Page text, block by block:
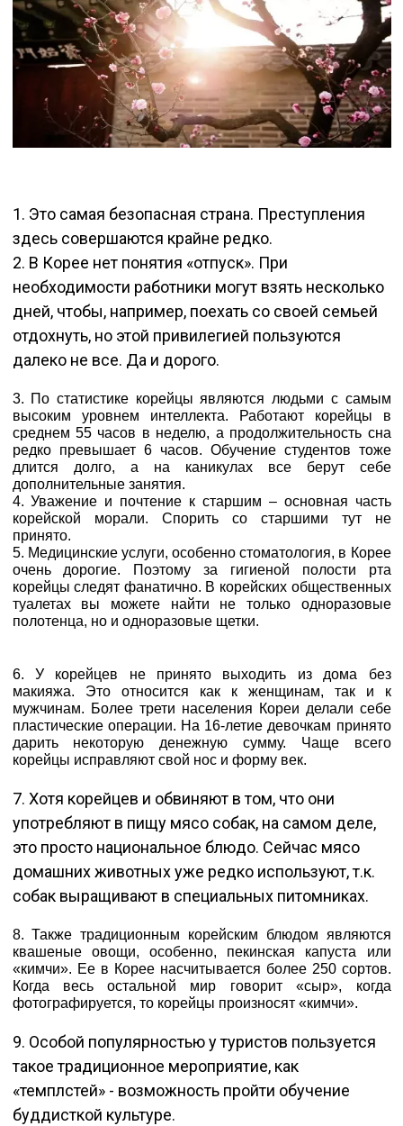
1. Это самая безопасная страна. Преступления
здесь совершаются крайне редко.
2. В Корее нет понятия «отпуск». При
необходимости работники могут взять несколько
дней, чтобы, например, поехать со своей семьей
отдохнуть, но этой привилегией пользуются
далеко не все. Да и дорого.
3. По статистике корейцы являются людьми с самым
высоким уровнем интеллекта. Работают корейцы в
среднем 55 часов в неделю, а продолжительность сна
редко превышает 6 часов. Обучение студентов тоже
длится долго, а на каникулах все берут себе
дополнительные занятия.
4. Уважение и почтение к старшим – основная часть
корейской морали. Спорить со старшими тут не
принято.
5. Медицинские услуги, особенно стоматология, в Корее
очень дорогие. Поэтому за гигиеной полости рта
корейцы следят фанатично. В корейских общественных
туалетах вы можете найти не только одноразовые
полотенца, но и одноразовые щетки.
6. У корейцев не принято выходить из дома без
макияжа. Это относится как к женщинам, так и к
мужчинам. Более трети населения Кореи делали себе
пластические операции. На 16-летие девочкам принято
дарить некоторую денежную сумму. Чаще всего
корейцы исправляют свой нос и форму век.
7. Хотя корейцев и обвиняют в том, что они
употребляют в пищу мясо собак, на самом деле,
это просто национальное блюдо. Сейчас мясо
домашних животных уже редко используют, т.к.
собак выращивают в специальных питомниках.
8. Также традиционным корейским блюдом являются
квашеные овощи, особенно, пекинская капуста или
«кимчи». Ее в Корее насчитывается более 250 сортов.
Когда весь остальной мир говорит «сыр», когда
фотографируется, то корейцы произносят «кимчи».
9. Особой популярностью у туристов пользуется
такое традиционное мероприятие, как
«темплстей» - возможность пройти обучение
буддисткой культуре.